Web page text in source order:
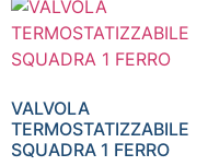
VALVOLA
TERMOSTATIZZABILE
SQUADRA 1 FERRO